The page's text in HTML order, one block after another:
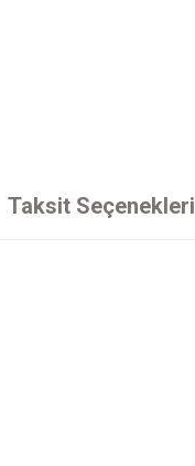
Taksit Seçenekleri